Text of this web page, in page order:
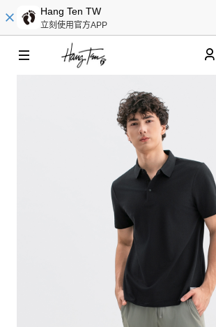
Hang Ten TW
立刻使用官方APP